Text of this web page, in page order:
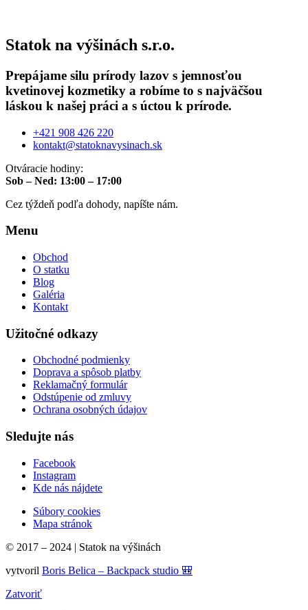
Statok na výšinách s.r.o.
Prepájame silu prírody lazov s jemnosťou
kvetinovej kozmetiky a robíme to s najväčšou
láskou k našej práci a s úctou k prírode.
+421 908 426 220
kontakt@statoknavysinach.sk
Otváracie hodiny:
Sob – Ned: 13:00 – 17:00
Cez týždeň podľa dohody, napíšte nám.
Menu
Obchod
O statku
Blog
Galéria
Kontakt
Užitočné odkazy
Obchodné podmienky
Doprava a spôsob platby
Reklamačný formulár
Odstúpenie od zmluvy
Ochrana osobných údajov
Sledujte nás
Facebook
Instagram
Kde nás nájdete
Súbory cookies
Mapa stránok
© 2017 – 2024 | Statok na výšinách
vytvoril Boris Belica – Backpack studio 🎒
Zatvoriť